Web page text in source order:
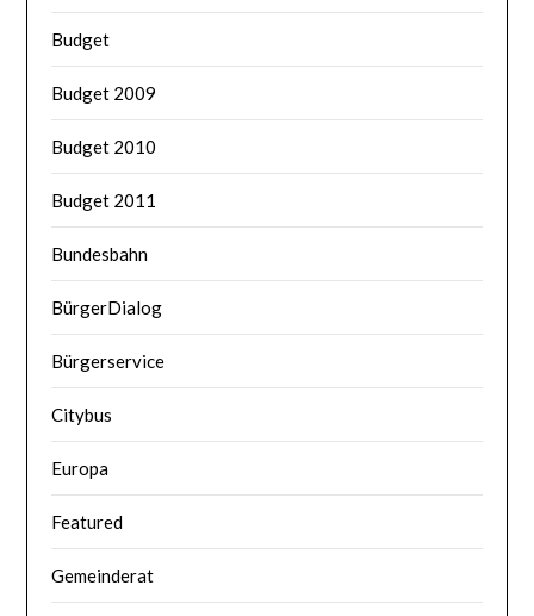
Budget
Budget 2009
Budget 2010
Budget 2011
Bundesbahn
BürgerDialog
Bürgerservice
Citybus
Europa
Featured
Gemeinderat